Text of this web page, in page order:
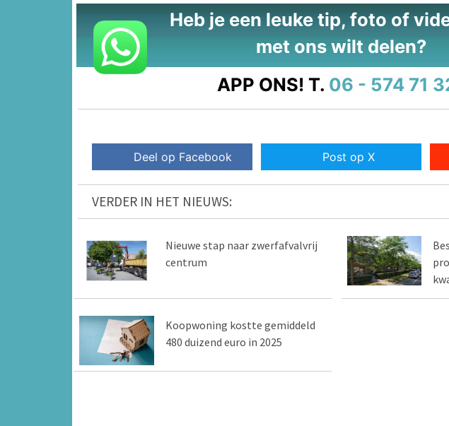
Heb je een leuke tip, foto of
met ons wilt delen?
APP ONS! T. 06 - 574 71
Deel op Facebook Post op X
VERDER IN HET NIEUWS:
Nieuwe stap naar zwerfafvalvrij
centrum
Koopwoning kostte gemiddeld
480 duizend euro in 2025